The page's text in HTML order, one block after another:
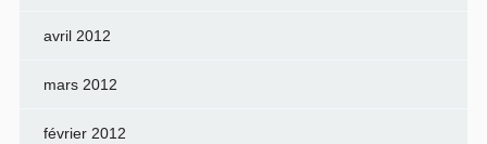
avril 2012
mars 2012
février 2012